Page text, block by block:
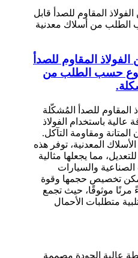
المقاوم للصدأ
حسب الطلب من
للصدأ المُشكّلة
عالية باستخدام الفولاذ
المتانة ومقاومة التآكل.
المعدنية، توفر هذه
مما يجعلها مثالية
الصناعية والسيارات
يمكن تخصيص حجمها وقوة
مرنًا موثوقًا، حيث تجمع
متطلبات الأحمال